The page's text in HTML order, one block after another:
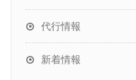
代行情報
新着情報